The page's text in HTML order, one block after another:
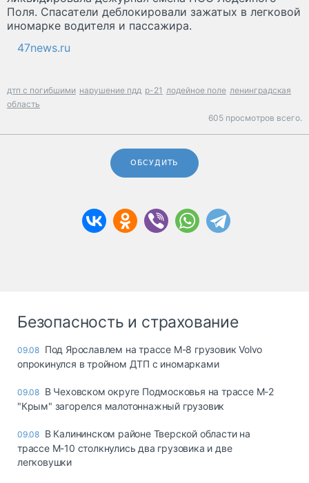
Поля. Спасатели деблокировали зажатых в легковой
иномарке водителя и пассажира.
47news.ru
дтп с погибшими нарушение пдд р-21 лодейное поле ленинградская
область
605 просмотров всего.
ОБСУДИТЬ
Безопасность и страхование
09.08 Под Ярославлем на трассе М-8 грузовик Volvo
опрокинулся в тройном ДТП с иномарками
09.08 В Чеховском округе Подмосковья на трассе М-2
"Крым" загорелся малотоннажный грузовик
09.08 В Калининском районе Тверской области на
трассе М-10 столкнулись два грузовика и две
легковушки